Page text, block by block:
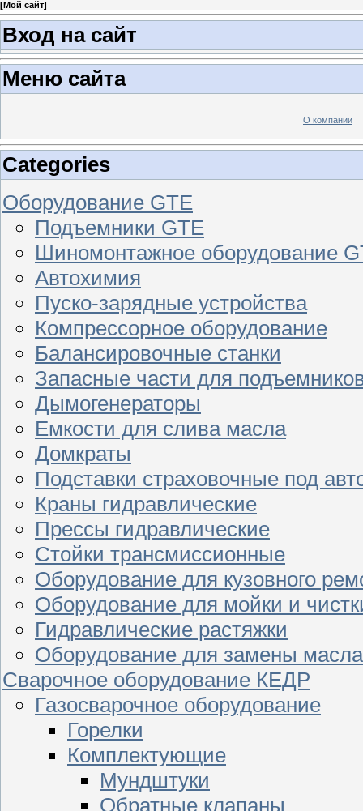
[Мой сайт]
Вход на сайт
Меню сайта
О компании
Categories
Оборудование GTE
Подъемники GTE
Шиномонтажное оборудование
Автохимия
Пуско-зарядные устройства
Компрессорное оборудование
Балансировочные станки
Запасные части для
Дымогенераторы
Емкости для слива масла
Домкраты
Подставки страховочные под
Краны гидравлические
Прессы гидравлические
Стойки трансмиссионные
Оборудование для кузовного
Оборудование для мойки и
Гидравлические растяжки
Оборудование для замены масла
Сварочное оборудование КЕДР
Газосварочное оборудование
Горелки
Комплектующие
Мундштуки
Обратные клапаны